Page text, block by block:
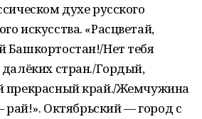
духе русского
искусства. «Расцветай,
Башкортостан!/Нет тебя
далёких стран./Гордый,
прекрасный край./Жемчужина
рай!». Октябрьский — город с